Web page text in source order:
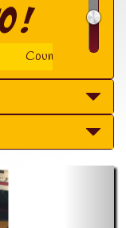
Counting Crows -